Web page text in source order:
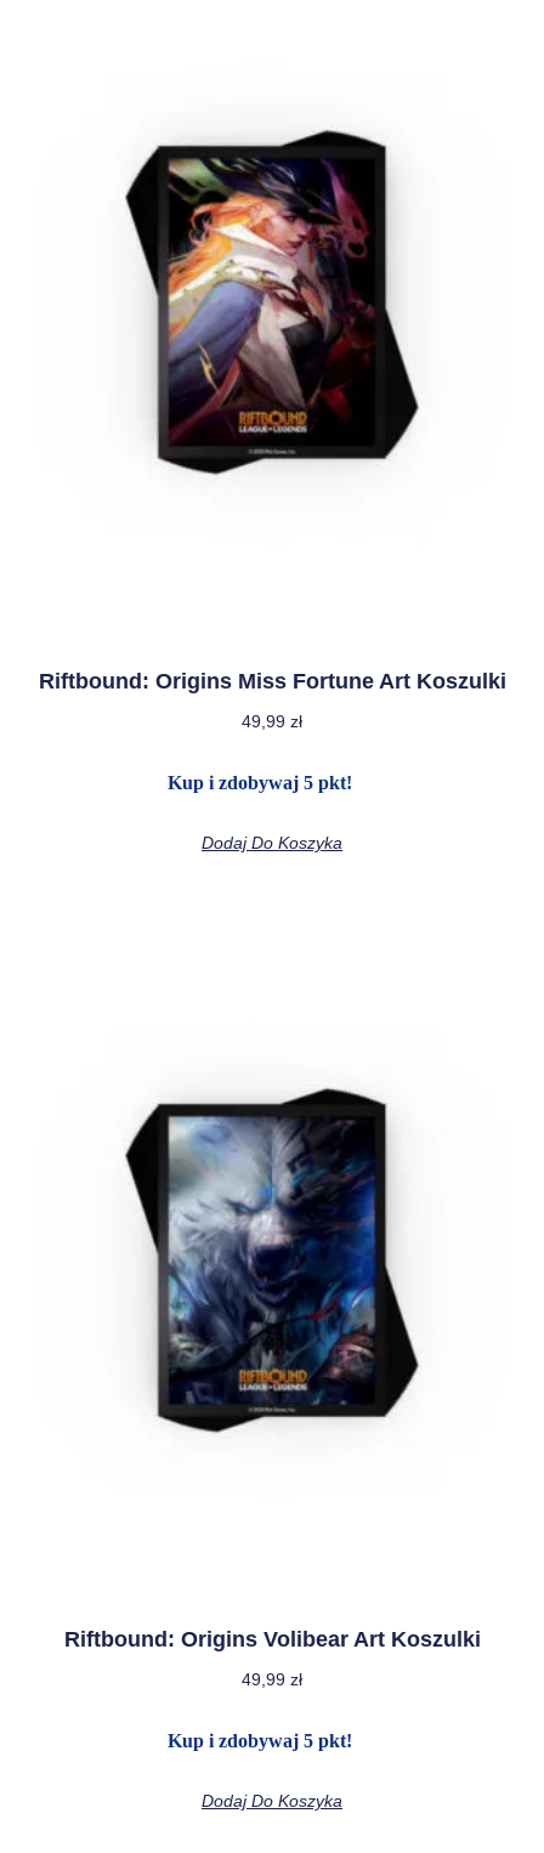
Riftbound: Origins Miss Fortune Art Koszulki
49,99 zł
Kup i zdobywaj 5 pkt!
Dodaj Do Koszyka
Riftbound: Origins Volibear Art Koszulki
49,99 zł
Kup i zdobywaj 5 pkt!
Dodaj Do Koszyka